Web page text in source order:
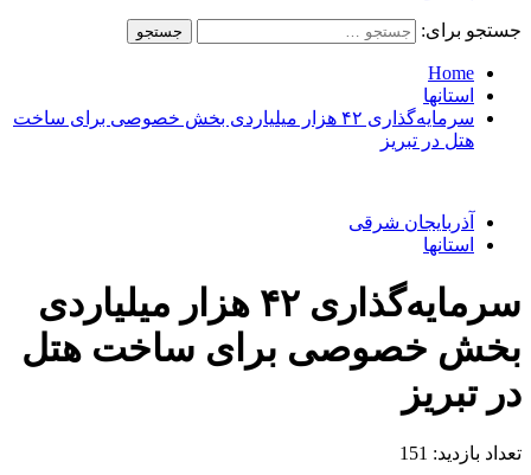
جستجو برای:
Home
استانها
سرمایه‌گذاری ۴۲ هزار میلیاردی بخش خصوصی برای ساخت
هتل در تبریز
آذربایجان شرقی
استانها
سرمایه‌گذاری ۴۲ هزار میلیاردی
بخش خصوصی برای ساخت هتل
در تبریز
تعداد بازدید: 151